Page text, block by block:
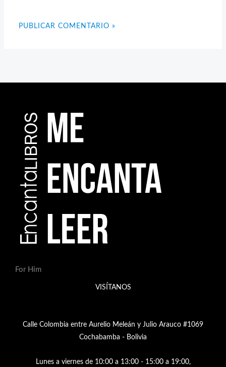
For Him
VISÍTANOS
Calle Colombia entre Aurelio Meleán y Julio Arauco #1069
Cochabamba - Bolivia
Lunes a viernes de 10:00 a 13:00 - 15:00 a 19:00,